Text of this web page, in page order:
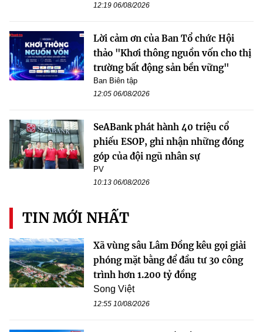
12:19 06/08/2026
Lời cảm ơn của Ban Tổ chức Hội
thảo "Khơi thông nguồn vốn cho thị
trường bất động sản bền vững"
Ban Biên tập
12:05 06/08/2026
SeABank phát hành 40 triệu cổ
phiếu ESOP, ghi nhận những đóng
góp của đội ngũ nhân sự
PV
10:13 06/08/2026
TIN MỚI NHẤT
Xã vùng sâu Lâm Đồng kêu gọi giải
phóng mặt bằng để đầu tư 30 công
trình hơn 1.200 tỷ đồng
Song Việt
12:55 10/08/2026